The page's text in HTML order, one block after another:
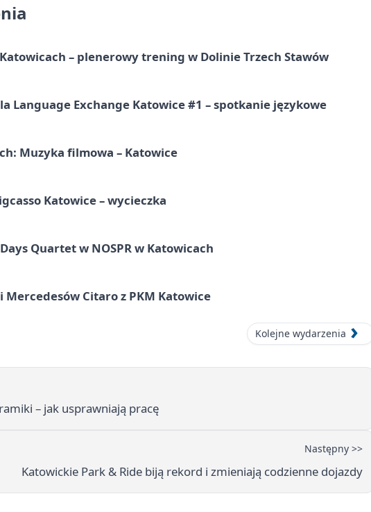
– plenerowy trening w Dolinie Trzech Stawów
Language Exchange Katowice #1 – spotkanie językowe
Muzyka filmowa – Katowice
Katowice – wycieczka
Quartet w NOSPR w Katowicach
Mercedesów Citaro z PKM Katowice
Kolejne wydarzenia
– jak usprawniają pracę
Następny >>
Katowickie Park & Ride biją rekord i zmieniają codzienne dojazdy